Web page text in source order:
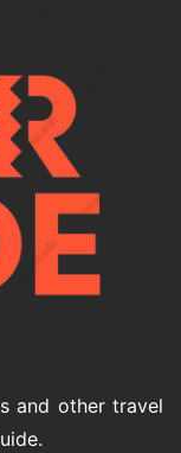
and other travel